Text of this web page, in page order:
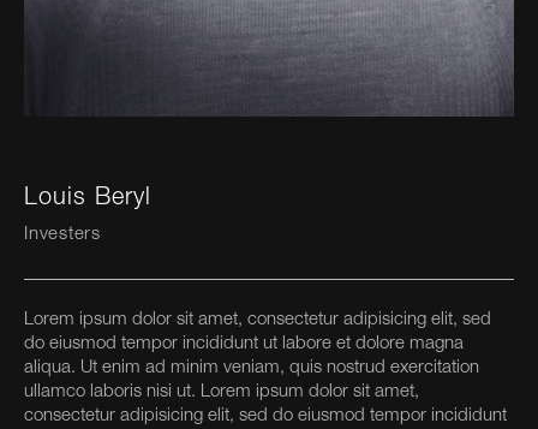
Louis Beryl
Investers
Lorem ipsum dolor sit amet, consectetur adipisicing elit, sed
do eiusmod tempor incididunt ut labore et dolore magna
aliqua. Ut enim ad minim veniam, quis nostrud exercitation
ullamco laboris nisi ut. Lorem ipsum dolor sit amet,
consectetur adipisicing elit, sed do eiusmod tempor incididunt